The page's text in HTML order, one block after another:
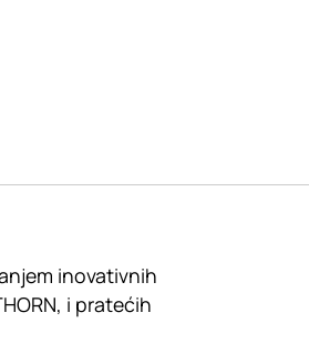
inovativnih
i pratećih